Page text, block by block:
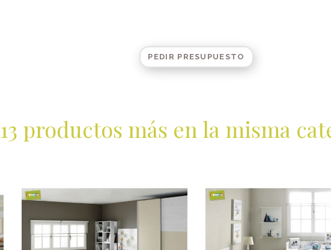
PEDIR PRESUPUESTO
13 productos más en la misma